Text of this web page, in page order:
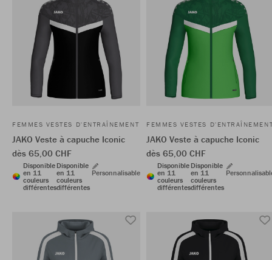
FEMMES VESTES D'ENTRAÎNEMENT
JAKO Veste à capuche Iconic
dès 65,00 CHF
Disponible
en 11
couleurs
différentes
Disponible
en 11
couleurs
différentes
Personnalisable
FEMMES VESTES
JAKO Veste à capuche Iconic
dès 65,00 CHF
Disponible
en 11
couleurs
différentes
Disponible
en 11
couleurs
différentes